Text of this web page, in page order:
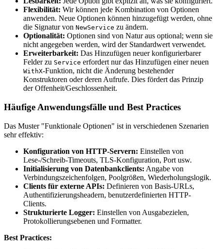
Flexibilität: Wir können jede Kombination von Optionen
anwenden. Neue Optionen können hinzugefügt werden, ohne
die Signatur von NewService zu ändern.
Optionalität: Optionen sind von Natur aus optional; wenn sie
nicht angegeben werden, wird der Standardwert verwendet.
Erweiterbarkeit: Das Hinzufügen neuer konfigurierbarer
Felder zu Service erfordert nur das Hinzufügen einer neuen
WithX-Funktion, nicht die Änderung bestehender
Konstruktoren oder deren Aufrufe. Dies fördert das Prinzip
der Offenheit/Geschlossenheit.
Häufige Anwendungsfälle und Best Practices
Das Muster "Funktionale Optionen" ist in verschiedenen Szenarien
sehr effektiv:
Konfiguration von HTTP-Servern: Einstellen von
Lese-/Schreib-Timeouts, TLS-Konfiguration, Port usw.
Initialisierung von Datenbankclients: Angabe von
Verbindungszeichenfolgen, Poolgrößen, Wiederholungslogik.
Clients für externe APIs: Definieren von Basis-URLs,
Authentifizierungsheadern, benutzerdefinierten HTTP-
Clients.
Strukturierte Logger: Einstellen von Ausgabezielen,
Protokollierungsebenen und Formatter.
Best Practices: